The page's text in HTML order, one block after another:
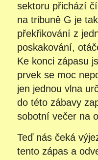
sektoru přichází
na tribuně G je
překřikování z
poskakování,
Ke konci zápasu
prvek se moc
jen jednou vlna
do této zábavy
sobotní večer na
Teď nás čeká
tento zápas a